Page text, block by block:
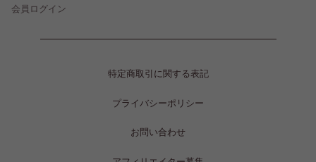
会員ログイン
特定商取引に関する表記
プライバシーポリシー
お問い合わせ